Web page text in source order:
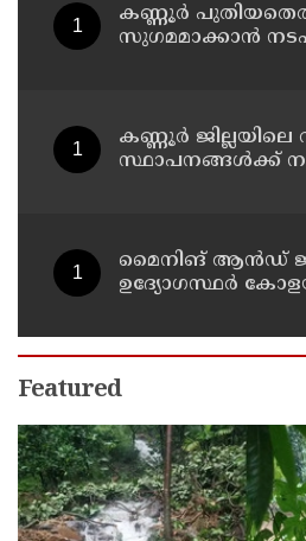
കണ്ണൂർ
സുഗമമാക്കാന്‍
കണ്ണൂർ ജില്ലയിലെ
സ്ഥാപനങ്ങള്‍ക്ക്
മൈനിങ് ആൻഡ്​
ഉദ്യോഗസ്ഥർ
Featured